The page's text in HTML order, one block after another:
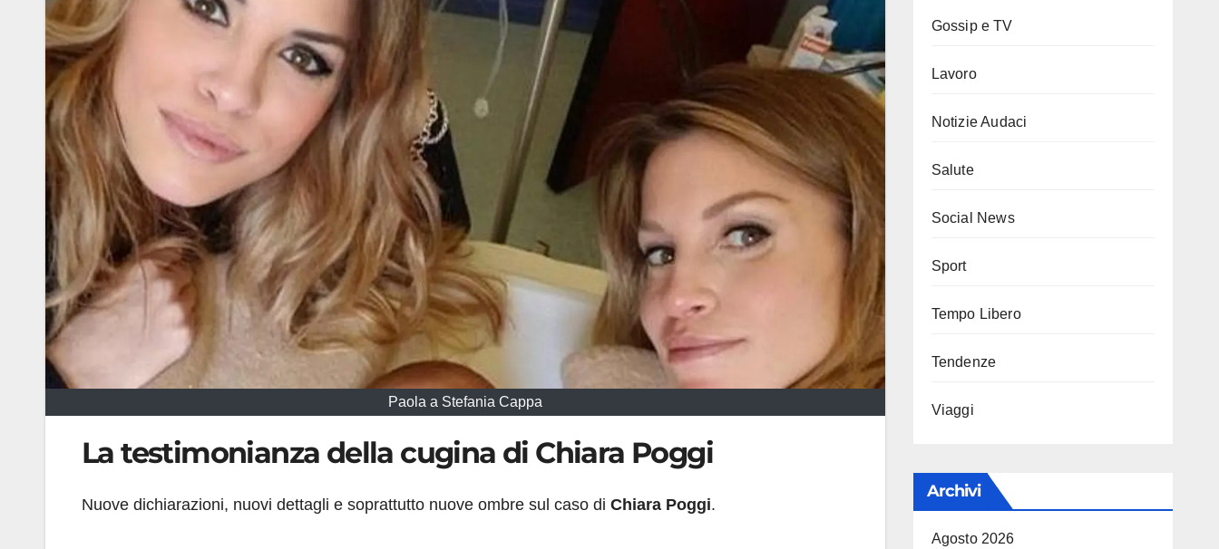
Paola a Stefania Cappa
La testimonianza della cugina di Chiara Poggi
Nuove dichiarazioni, nuovi dettagli e soprattutto nuove ombre sul caso di Chiara Poggi.
Gossip e TV
Lavoro
Notizie Audaci
Salute
Social News
Sport
Tempo Libero
Tendenze
Viaggi
Archivi
Agosto 2026